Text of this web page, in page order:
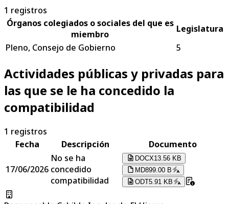
1 registros
Órganos colegiados o sociales del que es
miembro
Legislatura
Pleno, Consejo de Gobierno
5
Actividades públicas y privadas para
las que se le ha concedido la
compatibilidad
1 registros
Fecha
Descripción Documento
17/06/2026
No se ha
concedido
compatibilidad
DOCX13.56 KB
MD899.00 B
ODT5.91 KB